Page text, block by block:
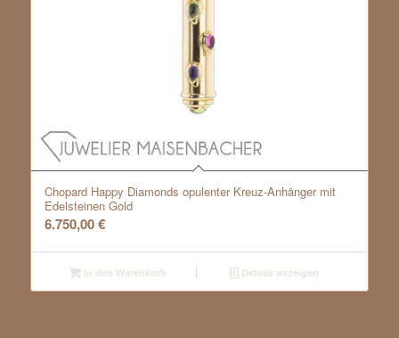
Chopard Happy Diamonds opulenter Kreuz-Anhänger mit
Edelsteinen Gold
6.750,00€
In den Warenkorb Details anzeigen